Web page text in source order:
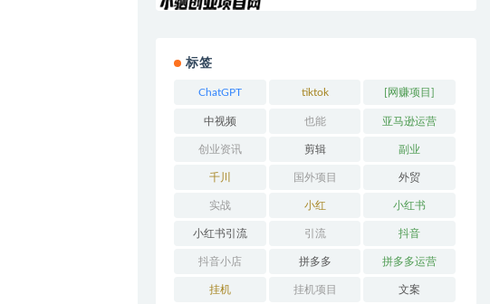
标签
ChatGPT tiktok [网赚项目]
中视频 也能 亚马逊运营
创业资讯 剪辑 副业
千川 国外项目 外贸
实战 小红 小红书
小红书引流 引流 抖音
抖音小店 拼多多 拼多多运营
挂机 挂机项目 文案